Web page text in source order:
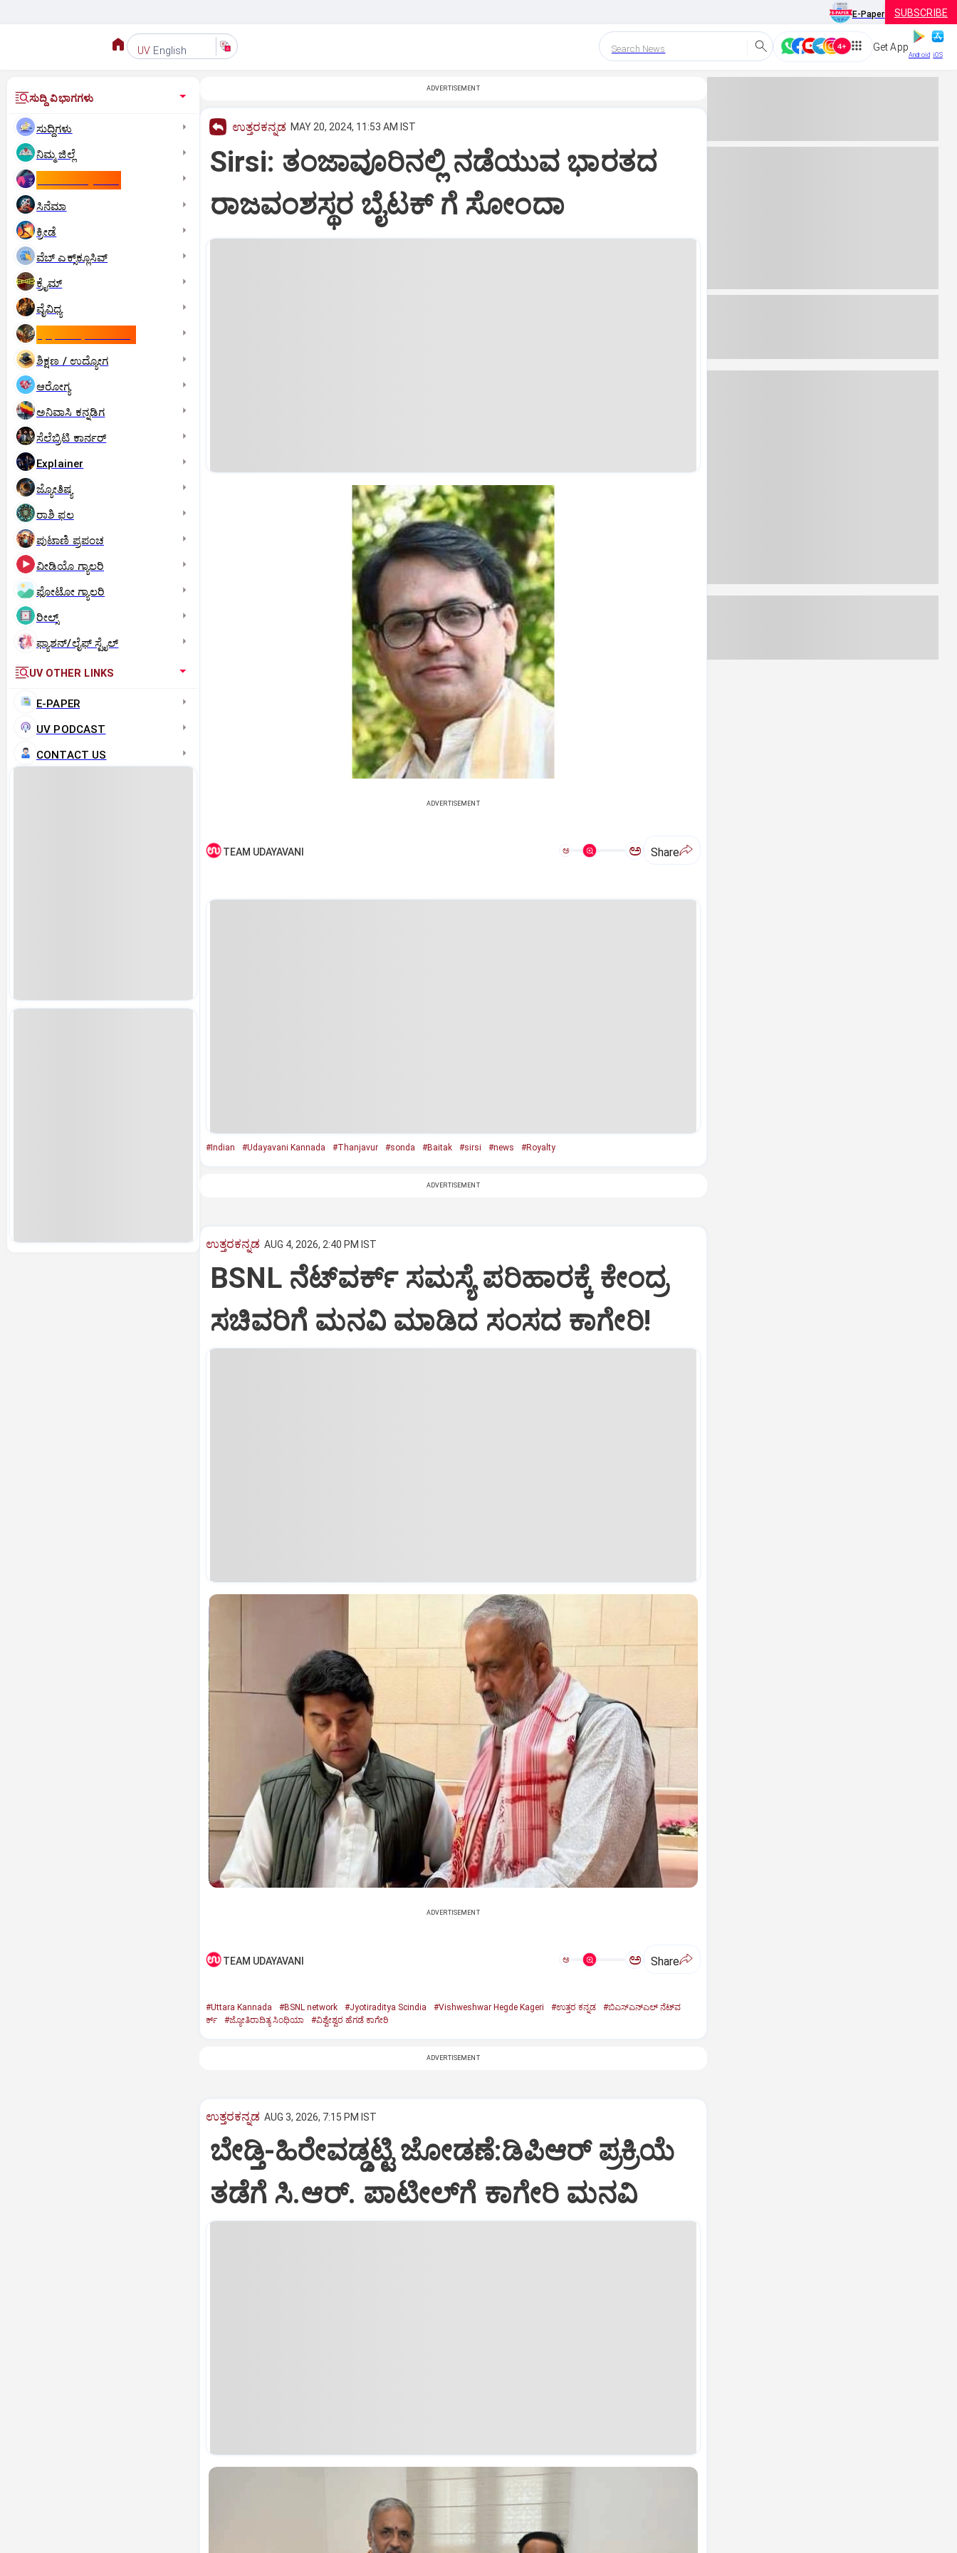
E-Paper SUBSCRIBE
UV English Search News Get App
Android iOS
ಸುದ್ದಿ ವಿಭಾಗಗಳು
ಸುದ್ದಿಗಳು
ನಿಮ್ಮ ಜಿಲ್ಲೆ
ಸಿನೆಮಾ
ಕ್ರೀಡೆ
ವೆಬ್ ಎಕ್ಸ್‌ಕ್ಲೂಸಿವ್
ಕ್ರೈಮ್
ವೈವಿಧ್ಯ
ಶಿಕ್ಷಣ / ಉದ್ಯೋಗ
ಆರೋಗ್ಯ
ಅನಿವಾಸಿ ಕನ್ನಡಿಗ
ಸೆಲೆಬ್ರಿಟಿ ಕಾರ್ನರ್‌
Explainer
ಜ್ಯೋತಿಷ್ಯ
ರಾಶಿ ಫಲ
ಪುಟಾಣಿ ಪ್ರಪಂಚ
ವೀಡಿಯೊ ಗ್ಯಾಲರಿ
ಫೋಟೋ ಗ್ಯಾಲರಿ
ರೀಲ್ಸ್
ಫ್ಯಾಶನ್/ಲೈಫ್‌ ಸ್ಟೈಲ್
UV OTHER LINKS
E-PAPER
UV PODCAST
CONTACT US
ADVERTISEMENT
ಉತ್ತರಕನ್ನಡ MAY 20, 2024, 11:53 AM IST
Sirsi: ತಂಜಾವೂರಿನಲ್ಲಿ ನಡೆಯುವ ಭಾರತದ
ರಾಜವಂಶಸ್ಥರ ಬೈಟಕ್ ಗೆ ಸೋಂದಾ
ADVERTISEMENT
TEAM UDAYAVANI ಅ ಅ Share
#Indian #Udayavani Kannada #Thanjavur #sonda #Baitak #sirsi #news #Royalty
ADVERTISEMENT
ಉತ್ತರಕನ್ನಡ AUG 4, 2026, 2:40 PM IST
BSNL ನೆಟ್‌ವರ್ಕ್ ಸಮಸ್ಯೆ ಪರಿಹಾರಕ್ಕೆ ಕೇಂದ್ರ
ಸಚಿವರಿಗೆ ಮನವಿ ಮಾಡಿದ ಸಂಸದ ಕಾಗೇರಿ!
ADVERTISEMENT
TEAM UDAYAVANI ಅ ಅ Share
#Uttara Kannada #BSNL network #Jyotiraditya Scindia #Vishweshwar Hegde Kageri #ಉತ್ತರ ಕನ್ನಡ
#ಬಿಎಸ್‌ಎನ್‌ಎಲ್ ನೆಟ್‌ವ
ರ್ಕ್
#ಜ್ಯೋತಿರಾದಿತ್ಯ ಸಿಂಧಿಯಾ #ವಿಶ್ವೇಶ್ವರ ಹೆಗಡೆ ಕಾಗೇರಿ
ADVERTISEMENT
ಉತ್ತರಕನ್ನಡ AUG 3, 2026, 7:15 PM IST
ಬೇಡ್ತಿ-ಹಿರೇವಡ್ಡಟ್ಟಿ ಜೋಡಣೆ:ಡಿಪಿಆರ್‌ ಪ್ರಕ್ರಿಯೆ
ತಡೆಗೆ ಸಿ.ಆರ್. ಪಾಟೀಲ್‌ಗೆ ಕಾಗೇರಿ ಮನವಿ